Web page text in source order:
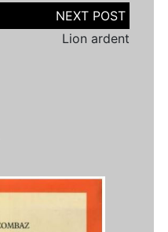
Lion ardent